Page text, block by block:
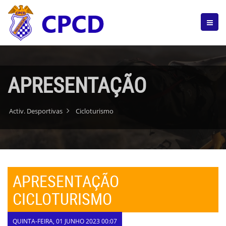
APRESENTAÇÃO
Activ. Desportivas Cicloturismo
APRESENTAÇÃO
CICLOTURISMO
QUINTA-FEIRA, 01 JUNHO 2023 00:07